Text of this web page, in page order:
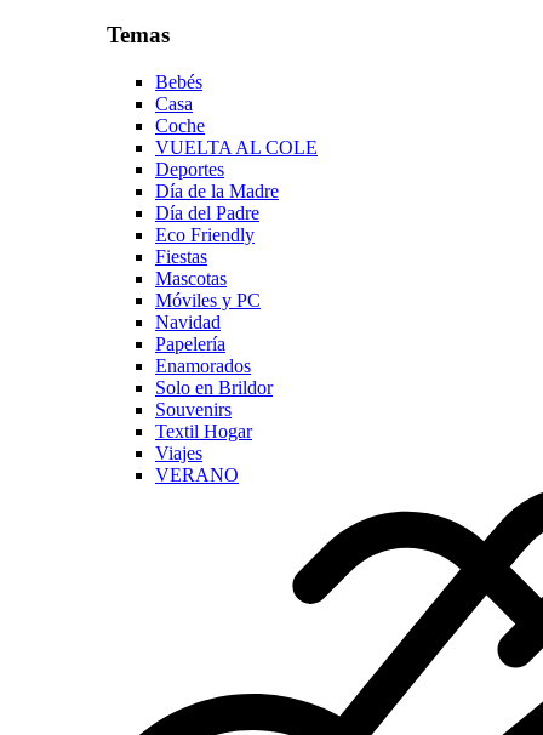
Temas
Bebés
Casa
Coche
VUELTA AL COLE
Deportes
Día de la Madre
Día del Padre
Eco Friendly
Fiestas
Mascotas
Móviles y PC
Navidad
Papelería
Enamorados
Solo en Brildor
Souvenirs
Textil Hogar
Viajes
VERANO